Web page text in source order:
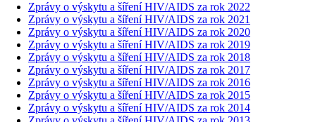
Zprávy o výskytu a šíření HIV/AIDS za rok 2022
Zprávy o výskytu a šíření HIV/AIDS za rok 2021
Zprávy o výskytu a šíření HIV/AIDS za rok 2020
Zprávy o výskytu a šíření HIV/AIDS za rok 2019
Zprávy o výskytu a šíření HIV/AIDS za rok 2018
Zprávy o výskytu a šíření HIV/AIDS za rok 2017
Zprávy o výskytu a šíření HIV/AIDS za rok 2016
Zprávy o výskytu a šíření HIV/AIDS za rok 2015
Zprávy o výskytu a šíření HIV/AIDS za rok 2014